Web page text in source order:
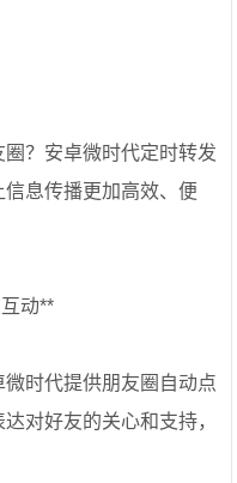
？安卓微时代定时转发
息传播更加高效、便
动**
时代提供朋友圈自动点
对好友的关心和支持，